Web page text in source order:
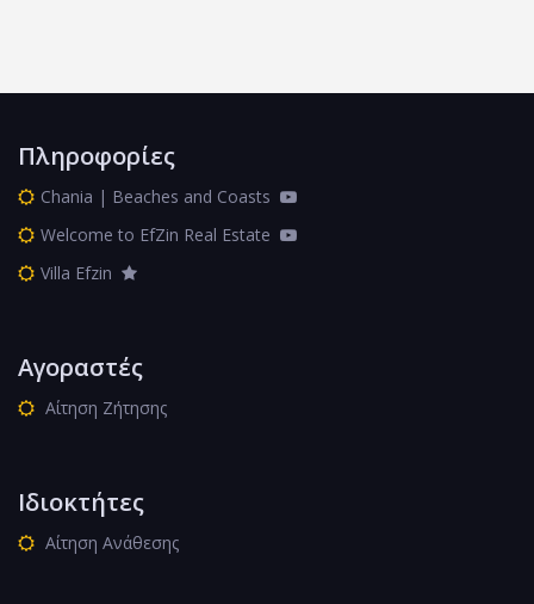
Πληροφορίες
Chania | Beaches and Coasts
Welcome to EfZin Real Estate
Villa Efzin
Αγοραστές
Αίτηση Ζήτησης
Ιδιοκτήτες
Αίτηση Ανάθεσης